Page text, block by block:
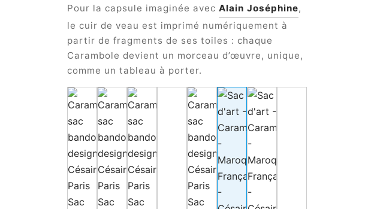
Pour la capsule imaginée avec Alain Joséphine,
le cuir de veau est imprimé numériquement à
partir de fragments de ses toiles : chaque
Carambole devient un morceau d’œuvre, unique,
comme un tableau à porter.